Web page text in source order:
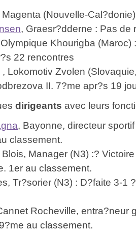
Magenta (Nouvelle-
, Graesr?dderne : Pas de
Khourigba (Maroc)
22 rencontres
, Lokomotiv Zvolen
II. 7?me apr?s 19
dirigeants avec leurs
, Bayonne, directeur
classement.
Blois, Manager (N3) :?
1er au classement.
Tr?sorier (N3) : D?faite 3-1
Rocheville, entra?neur
au classement.